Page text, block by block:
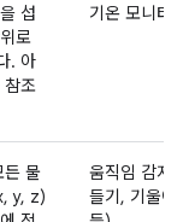
섭
로
. 아
참조
기온 모니터
든 물
y, z)
움직임 감지
들기, 기울이